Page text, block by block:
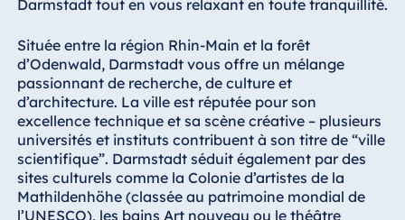
Hotel Stuttgart
Seehotel
Timmendorfer
Strand
TitiseeHotel
Titisee-Neustadt
Strandhotel
Travemünde
Hotel Ulm
Darmstadt tout en vous relaxant en toute tranquillité.
Située entre la région Rhin-Main et la forêt
d’Odenwald, Darmstadt vous offre un mélange
passionnant de recherche, de culture et
d’architecture. La ville est réputée pour son
excellence technique et sa scène créative – plusieurs
universités et instituts contribuent à son titre de “ville
scientifique”. Darmstadt séduit également par des
sites culturels comme la Colonie d’artistes de la
Mathildenhöhe (classée au patrimoine mondial de
l’UNESCO), les bains Art nouveau ou le théâtre